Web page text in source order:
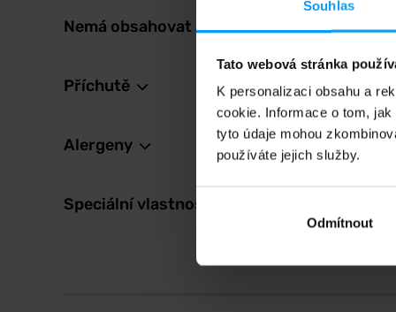
Souhlas
Tato webová stránka
K personalizaci obsahu a
cookie. Informace o tom,
tyto údaje mohou
používáte jejich služby.
Odmítnout
Nemá obsahovat
Příchutě
Alergeny
Speciální vlastnosti
Není